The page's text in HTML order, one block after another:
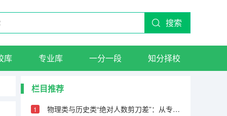
搜索
库 专业库 一分一段 知分择校
栏目推荐
物理类与历史类“绝对人数剪刀差”：从专科到600分物理反超22万人